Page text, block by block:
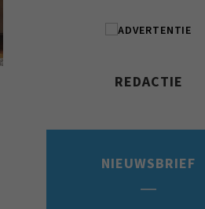
REDACTIE
NIEUWSBRIEF